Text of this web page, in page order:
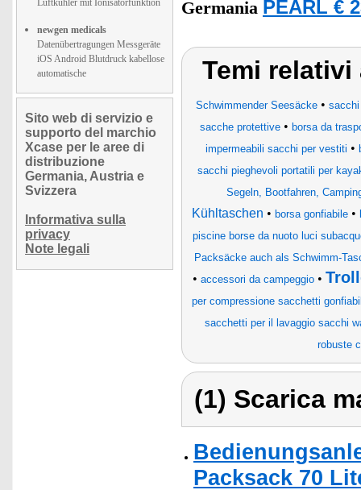
Luftkühler mit Ionisatorfunktion
newgen medicals
Datenübertragungen Messgeräte
iOS Android Blutdruck kabellose
automatische
Sito web di servizio e
supporto del marchio
Xcase per le aree di
distribuzione
Germania, Austria e
Svizzera
Informativa sulla
privacy
Note legali
Germania PEARL €
Temi relativi
Schwimmender Seesäcke •
sacche protettive • borsa da
impermeabili sacchi per vestiti •
sacchi pieghevoli portatili per
Segeln, Bootfahren,
Kühltaschen • borsa gonfiabile •
piscine borse da nuoto luci
Packsäcke auch als Schwimm-
• accessori da campeggio •
per compressione sacchetti
sacchetti per il lavaggio sacchi
robuste
(1) Scarica
Packsack 70